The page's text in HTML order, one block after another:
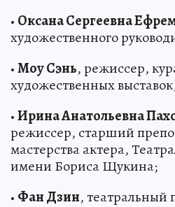
• Оксана Сергеевна
художественного
•Моу Сэнь, режиссер,
художественных
•Ирина Анатольевна
режиссер, старший
мастерства актера,
имени Бориса Щукина;
• Фан Дзин, театральный